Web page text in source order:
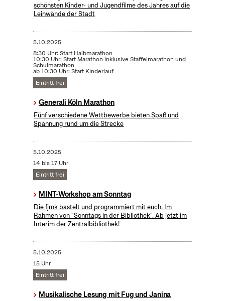
schönsten Kinder- und Jugendfilme des Jahres auf die
Leinwände der Stadt
5.10.2025
8:30 Uhr: Start Halbmarathon
10:30 Uhr: Start Marathon inklusive Staffelmarathon und
Schulmarathon
ab 10:30 Uhr: Start Kinderlauf
Eintritt frei
Generali Köln Marathon
Fünf verschiedene Wettbewerbe bieten Spaß und
Spannung rund um die Strecke
5.10.2025
14 bis 17 Uhr
Eintritt frei
MINT-Workshop am Sonntag
Die fjmk bastelt und programmiert mit euch. Im
Rahmen von "Sonntags in der Bibliothek". Ab jetzt im
Interim der Zentralbibliothek!
5.10.2025
15 Uhr
Eintritt frei
Musikalische Lesung mit Fug und Janina